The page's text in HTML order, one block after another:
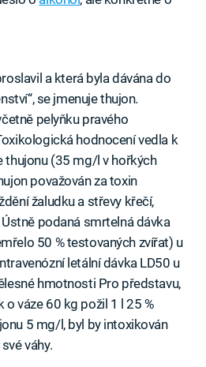
a která byla dávána do
se jmenuje thujon.
pelyňku pravého
hodnocení vedla k
thujonu (35 mg/l v hořkých
považován za toxin
žaludku a střevy křečí,
podaná smrtelná dávka
50 % testovaných zvířat) u
letální dávka LD50 u
hmotnosti Pro představu,
váze 60 kg požil 1 l 25 %
5 mg/l, byl by intoxikován
váhy.